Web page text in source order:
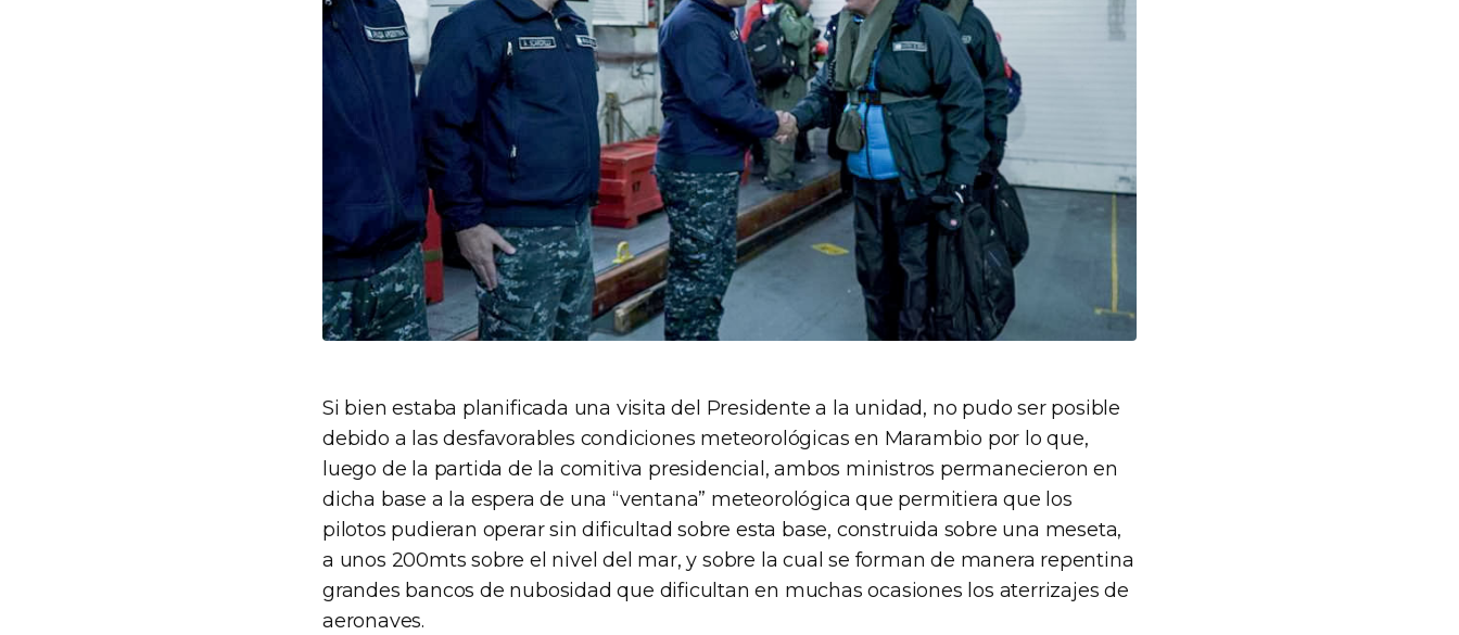
Si bien estaba planificada una visita del Presidente a la unidad, no pudo ser posible
debido a las desfavorables condiciones meteorológicas en Marambio por lo que,
luego de la partida de la comitiva presidencial, ambos ministros permanecieron en
dicha base a la espera de una “ventana” meteorológica que permitiera que los
pilotos pudieran operar sin dificultad sobre esta base, construida sobre una meseta,
a unos 200mts sobre el nivel del mar, y sobre la cual se forman de manera repentina
grandes bancos de nubosidad que dificultan en muchas ocasiones los aterrizajes de
aeronaves.